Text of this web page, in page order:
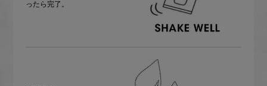
ったら完了。